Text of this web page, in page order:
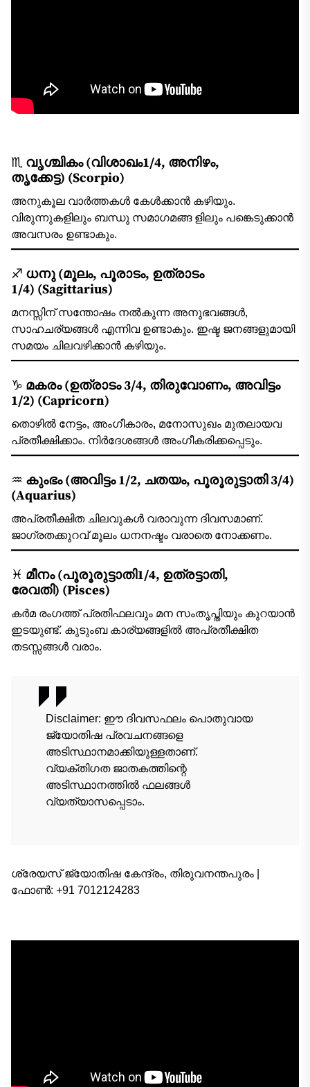
♏ വൃശ്ചികം (വിശാഖം1/4, അനിഴം,
തൃക്കേട്ട) (Scorpio)
അനുകൂല വാര്‍ത്തകള്‍ കേള്‍ക്കാന്‍ കഴിയും.
വിരുന്നുകളിലും ബന്ധു സമാഗമങ്ങ ളിലും പങ്കെടുക്കാന്‍
അവസരം ഉണ്ടാകും.
♐ ധനു (മൂലം, പൂരാടം, ഉത്രാടം
1/4) (Sagittarius)
മനസ്സിന് സന്തോഷം നല്‍കുന്ന അനുഭവങ്ങള്‍,
സാഹചര്യങ്ങള്‍ എന്നിവ ഉണ്ടാകും. ഇഷ്ട ജനങ്ങളുമായി
സമയം ചിലവഴിക്കാന്‍ കഴിയും.
♑ മകരം (ഉത്രാടം 3/4, തിരുവോണം, അവിട്ടം
1/2) (Capricorn)
തൊഴില്‍ നേട്ടം, അംഗീകാരം, മനോസുഖം മുതലായവ
പ്രതീക്ഷിക്കാം. നിര്‍ദേശങ്ങള്‍ അംഗീകരിക്കപ്പെടും.
♒ കുംഭം (അവിട്ടം 1/2, ചതയം, പൂരൂരുട്ടാതി 3/4)
(Aquarius)
അപ്രതീക്ഷിത ചിലവുകള്‍ വരാവുന്ന ദിവസമാണ്.
ജാഗ്രതക്കുറവ് മൂലം ധനനഷ്ടം വരാതെ നോക്കണം.
♓ മീനം (പൂരൂരുട്ടാതി1/4, ഉത്രട്ടാതി,
രേവതി) (Pisces)
കര്‍മ രംഗത്ത് പ്രതിഫലവും മന സംതൃപ്തിയും കുറയാന്‍
ഇടയുണ്ട്. കുടുംബ കാര്യങ്ങളില്‍ അപ്രതീക്ഷിത
തടസ്സങ്ങള്‍ വരാം.
Disclaimer: ഈ ദിവസഫലം പൊതുവായ
ജ്യോതിഷ പ്രവചനങ്ങളെ
അടിസ്ഥാനമാക്കിയുള്ളതാണ്.
വ്യക്തിഗത ജാതകത്തിന്റെ
അടിസ്ഥാനത്തിൽ ഫലങ്ങൾ
വ്യത്യാസപ്പെടാം.
ശ്രേയസ്‌ ജ്യോതിഷ കേന്ദ്രം, തിരുവനന്തപുരം |
ഫോൺ: +91 7012124283